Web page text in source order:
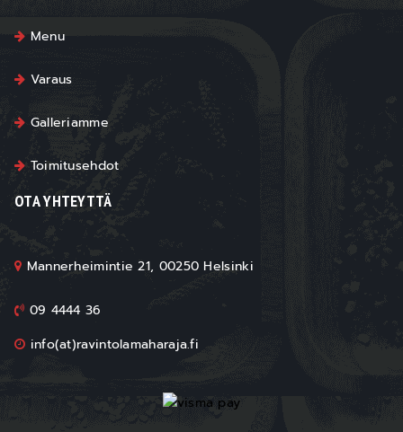
Menu
Varaus
Galleriamme
Toimitusehdot
OTA YHTEYTTÄ
Mannerheimintie 21, 00250 Helsinki
09 4444 36
info(at)ravintolamaharaja.fi